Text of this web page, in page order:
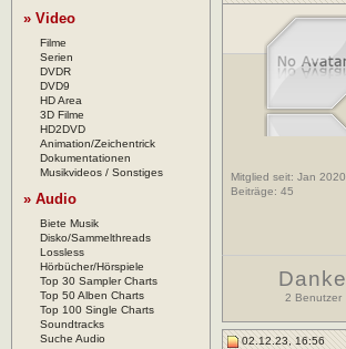
» Video
Filme
Serien
DVDR
DVD9
HD Area
3D Filme
HD2DVD
Animation/Zeichentrick
Dokumentationen
Musikvideos / Sonstiges
» Audio
Biete Musik
Disko/Sammelthreads
Lossless
Hörbücher/Hörspiele
Top 30 Sampler Charts
Top 50 Alben Charts
Top 100 Single Charts
Soundtracks
Suche Audio
Mitglied seit: Jan 2020
Beiträge: 45
Danke
2 Benutzer
02.12.23, 16:56